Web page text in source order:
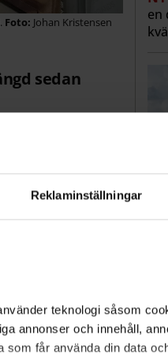
Reklaminställningar
teknologi såsom
annonser och innehåll,
får använda din data
Johan Kristensen
sedan
efter en brand i
övervåningen till
en